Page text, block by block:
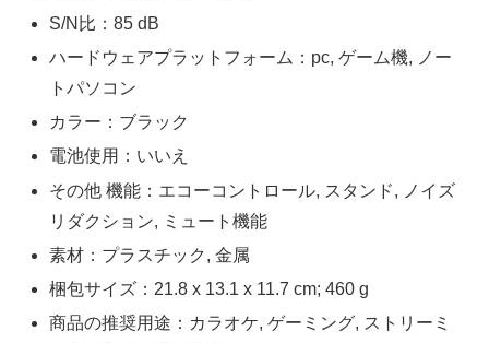
S/N比‎：85 dB
ハードウェアプラットフォーム‎：pc, ゲーム機, ノー
トパソコン
カラー‎：ブラック
電池使用‎：いいえ
その他 機能‎：エコーコントロール, スタンド, ノイズ
リダクション, ミュート機能
素材‎：プラスチック, 金属
梱包サイズ‎：21.8 x 13.1 x 11.7 cm; 460 g
商品の推奨用途：カラオケ, ゲーミング, ストリーミ